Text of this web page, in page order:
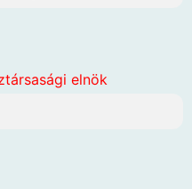
elnök